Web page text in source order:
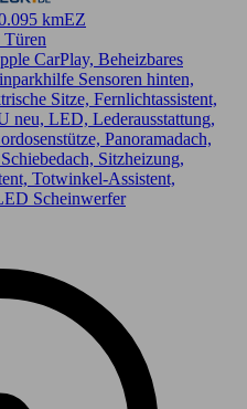
kmEZ
Türen
CarPlay, Beheizbares
Sensoren hinten,
Sitze, Fernlichtassistent,
neu, LED, Lederausstattung,
Panoramadach,
Sitzheizung,
Totwinkel-Assistent,
Scheinwerfer